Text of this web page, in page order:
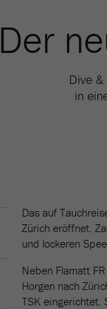
Der
Dive
in
Das auf
Zürich eröffnet.
und lockeren
Neben Flamatt
Horgen nach
TSK eingerichtet.